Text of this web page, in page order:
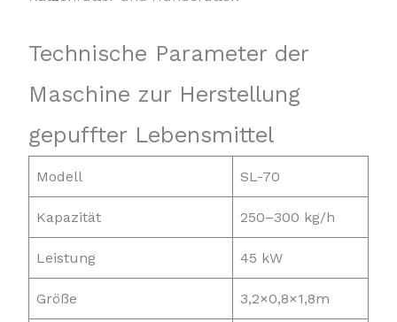
Technische Parameter der
Maschine zur Herstellung
gepuffter Lebensmittel
Modell SL-70
Kapazität 250–300 kg/h
Leistung 45 kW
Größe 3,2×0,8×1,8m